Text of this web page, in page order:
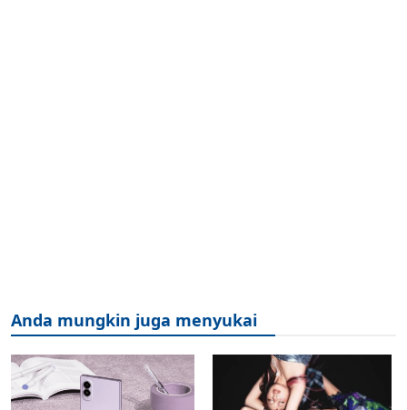
Anda mungkin juga menyukai